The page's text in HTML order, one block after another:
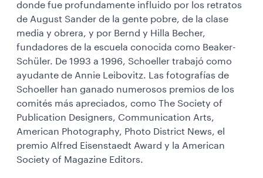
donde fue profundamente influido por los retratos
de August Sander de la gente pobre, de la clase
media y obrera, y por Bernd y Hilla Becher,
fundadores de la escuela conocida como Beaker-
Schüler. De 1993 a 1996, Schoeller trabajó como
ayudante de Annie Leibovitz. Las fotografías de
Schoeller han ganado numerosos premios de los
comités más apreciados, como The Society of
Publication Designers, Communication Arts,
American Photography, Photo District News, el
premio Alfred Eisenstaedt Award y la American
Society of Magazine Editors.